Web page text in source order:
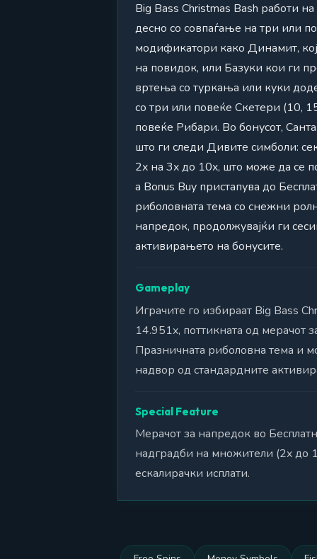
Big Bass Christmas Bash работи
десно со совпаѓање на три или
модификатори како Динамит,
на повидок, или Базуки кои ги
вртења со туркања или куки
со три или повеќе Скетери (10,
повеќе Рибари. Во бонусот,
што ги следи Дивите симболи:
2x на 3x до 10x, што може да се
а Bonus Buy пристапува до
риболовната тема со снежни
напредок, продолжувајќи ги
активирањето на бонусите.
Gameplay
Играчите го избираат Big Bass
14.951x, поттикната од
Празничната риболовна тема и
надвор од стандардните
Special Feature
Мерачот за напредок во
надградби на множители (2x до
ескалирачки исплати.